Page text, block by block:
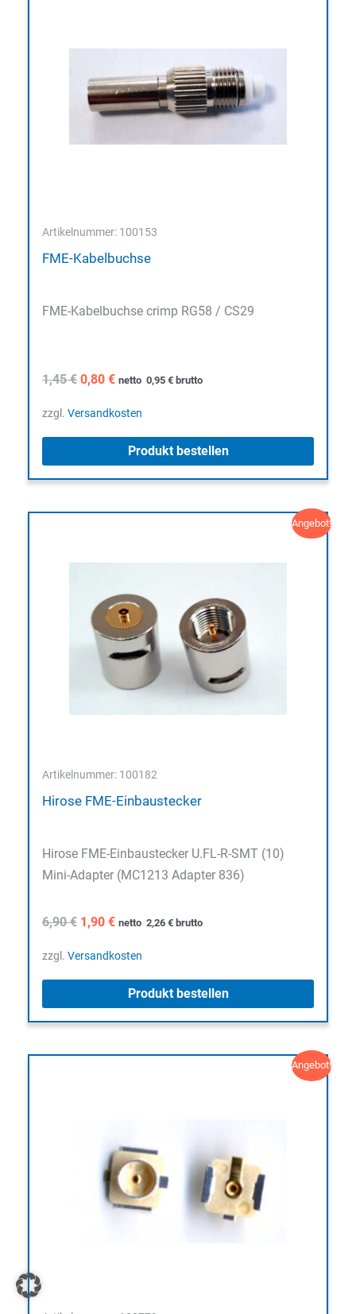
Artikelnummer: 100153
FME-Kabelbuchse
FME-Kabelbuchse crimp RG58 / CS29
1,45€ Ursprünglicher
war:
0,80 €Aktueller
ist:
netto 0,95 € brutto
zzgl. Versandkosten
Produkt bestellen
Angebot!
Artikelnummer: 100182
Hirose FME-Einbaustecker
Hirose FME-Einbaustecker U.FL-R-SMT (10)
Mini-Adapter (MC1213 Adapter 836)
6,90€ Ursprünglicher
war:
1,90 €Aktueller
ist:
netto 2,26 € brutto
zzgl. Versandkosten
Produkt bestellen
Angebot!